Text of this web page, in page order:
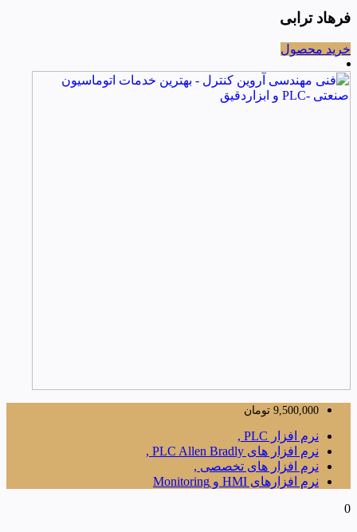
فرهاد ترابی
خرید محصول
9,500,000 تومان
نرم افزار PLC ,
نرم افزار های PLC Allen Bradly ,
نرم افزار های تخصصی ,
نرم افزارهای HMI و Monitoring
0